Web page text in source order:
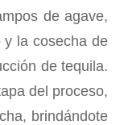
de agave,
y la cosecha de
de tequila.
del proceso,
brindándote